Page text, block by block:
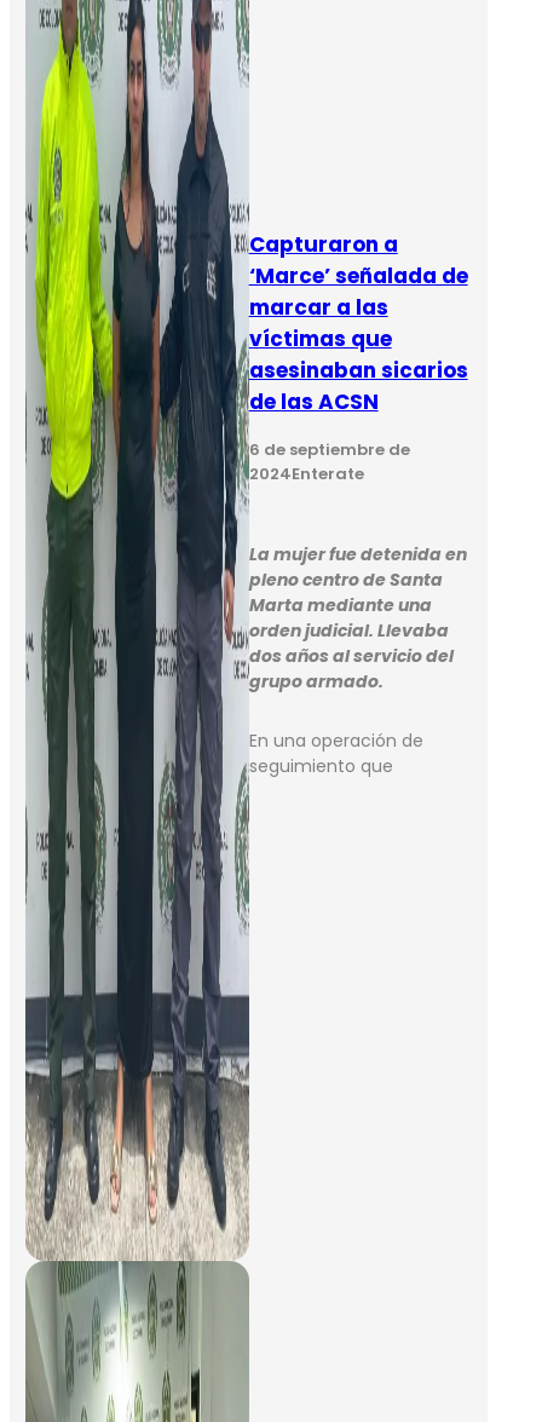
Capturaron a
‘Marce’ señalada de
marcar a las
víctimas que
asesinaban sicarios
de las ACSN
6 de septiembre de
2024Enterate
La mujer fue detenida en
pleno centro de Santa
Marta mediante una
orden judicial. Llevaba
dos años al servicio del
grupo armado.
En una operación de
seguimiento que